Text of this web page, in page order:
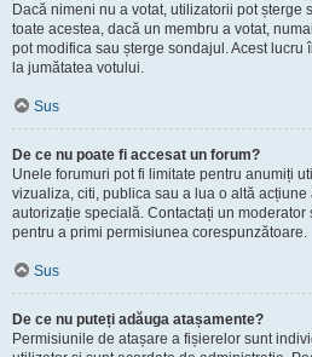
Dacă nimeni nu a votat, utilizatorii pot șterge
toate acestea, dacă un membru a votat,
pot modifica sau șterge sondajul. Acest
la jumătatea votului.
Sus
De ce nu poate fi accesat un forum?
Unele forumuri pot fi limitate pentru anumiți
vizualiza, citi, publica sau a lua o altă
autorizație specială. Contactați un
pentru a primi permisiunea corespunzătoare.
Sus
De ce nu puteți adăuga atașamente?
Permisiunile de atașare a fișierelor sunt